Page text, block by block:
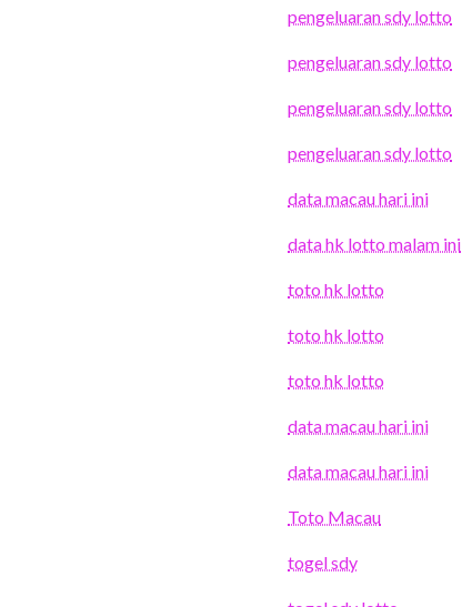
pengeluaran sdy lotto
pengeluaran sdy lotto
pengeluaran sdy lotto
pengeluaran sdy lotto
data macau hari ini
data hk lotto malam ini
toto hk lotto
toto hk lotto
toto hk lotto
data macau hari ini
data macau hari ini
Toto Macau
togel sdy